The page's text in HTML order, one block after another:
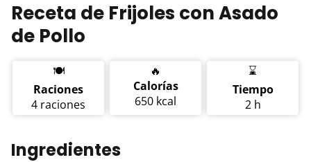
Receta de Frijoles con Asado
de Pollo
🍽️
Raciones
4 raciones
🔥
Calorías
650 kcal
⌛
Tiempo
2 h
Ingredientes